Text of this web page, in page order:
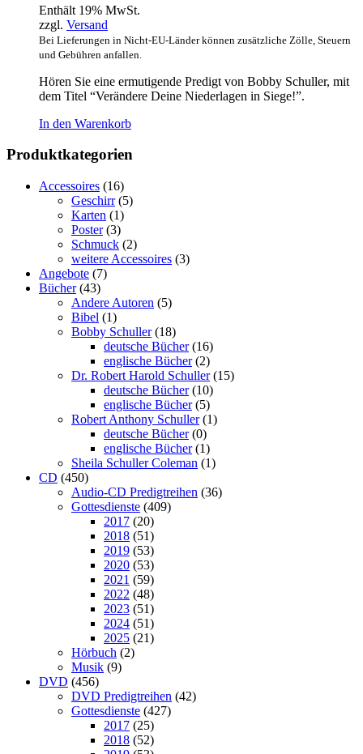
Enthält 19% MwSt.
zzgl. Versand
Bei Lieferungen in Nicht-EU-Länder können zusätzliche Zölle, Steuern
und Gebühren anfallen.
Hören Sie eine ermutigende Predigt von Bobby Schuller, mit
dem Titel “Verändere Deine Niederlagen in Siege!”.
In den Warenkorb
Produktkategorien
Accessoires (16)
Geschirr (5)
Karten (1)
Poster (3)
Schmuck (2)
weitere Accessoires (3)
Angebote (7)
Bücher (43)
Andere Autoren (5)
Bibel (1)
Bobby Schuller (18)
deutsche Bücher (16)
englische Bücher (2)
Dr. Robert Harold Schuller (15)
deutsche Bücher (10)
englische Bücher (5)
Robert Anthony Schuller (1)
deutsche Bücher (0)
englische Bücher (1)
Sheila Schuller Coleman (1)
CD (450)
Audio-CD Predigtreihen (36)
Gottesdienste (409)
2017 (20)
2018 (51)
2019 (53)
2020 (53)
2021 (59)
2022 (48)
2023 (51)
2024 (51)
2025 (21)
Hörbuch (2)
Musik (9)
DVD (456)
DVD Predigtreihen (42)
Gottesdienste (427)
2017 (25)
2018 (52)